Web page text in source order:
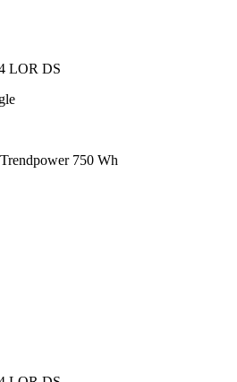
LOR DS
750 Wh